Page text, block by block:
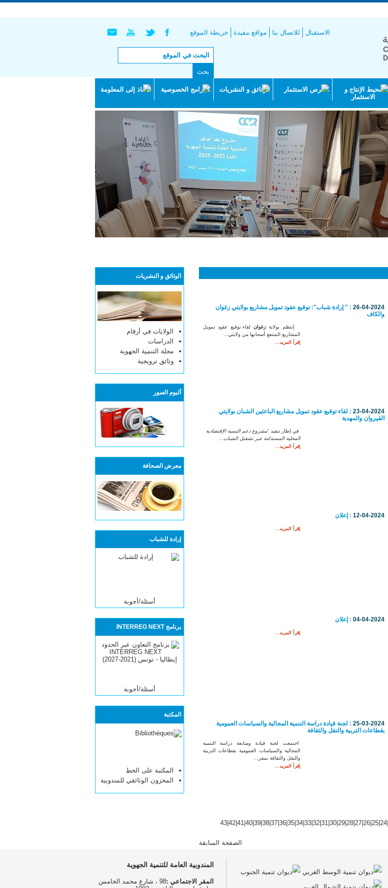
خريطة الموقع مواقع مفيدة للاتصال بنا الاستقبال
محيط الإنتاج و
الاستثمار
فرص الاستثمار الوثائق و النشريات البرامج الخصوصية النفاذ إلى المعلومة
الوثائق و النشريات
الولايات في أرقام
الدراسات
مجلة التنمية الجهوية
وثائق ترويجية
ألبوم الصور
معرض الصحافة
إرادة للشباب
أسئلة/أجوبة
برنامج INTERREG NEXT
أسئلة/أجوبة
المكتبة
المكتبة على الخط
المخزون الوثائقي للمندوبية
26-04-2024 : " إرادة شباب": توقيع عقود تمويل مشاريع بولايتي زغوان
والكاف
إنتظم بولاية زغوان
لقاء توقيع عقود تمويل
المشاريع المنتفع أصحابها من ولايتي...
إقرأ المزيد...
23-04-2024 : لقاء توقيع عقود تمويل مشاريع الباعثين الشبان بولايتي
القيروان والمهدية
في إطار تنفيذ "مشروع دعم التنمية الإقتصادية
المحلية المستدامة عبر تشغيل الشباب...
إقرأ المزيد...
12-04-2024 : إعلان
إقرأ المزيد...
04-04-2024 : إعلان
إقرأ المزيد...
25-03-2024 : لجنة قيادة دراسة التنمية المجالية والسياسات العمومية
بقطاعات التربية والنقل والثقافة
اجتمعت لجنة قيادة ومتابعة دراسة التنمية
المجالية والسياسات العمومية بقطاعات التربية
والنقل والثقافة بمقر...
إقرأ المزيد...
|
24
|
25
|
26
|
27
|
28
|
29
|
30
|
31
|
32
|
33
|
34
|
35
|
36
|
37
|
38
|
39
|
40
|
41
|
42
|
43
الصفحة السابقة
المندوبية العامة للتنمية الجهوية
المقر الاجتماعي :
98 ، شارع محمد الخامس